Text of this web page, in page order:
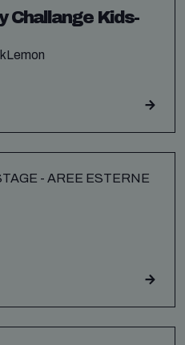
Challange Kids-
- AREE ESTERNE